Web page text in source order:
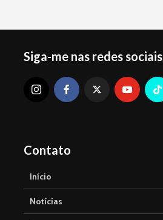
Siga-me nas redes sociais
Contato
Início
Notícias